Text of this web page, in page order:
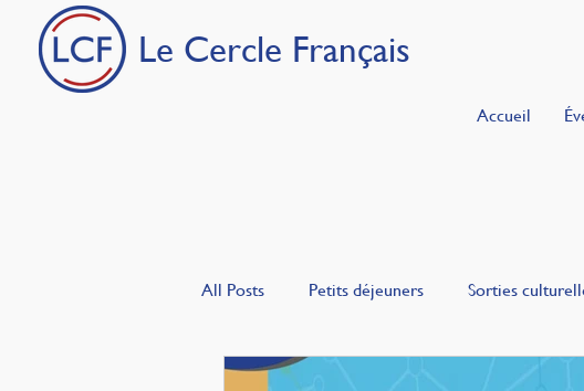
Le Cercle Français
Accueil
All Posts Petits déjeuners Sorties
La Bulle